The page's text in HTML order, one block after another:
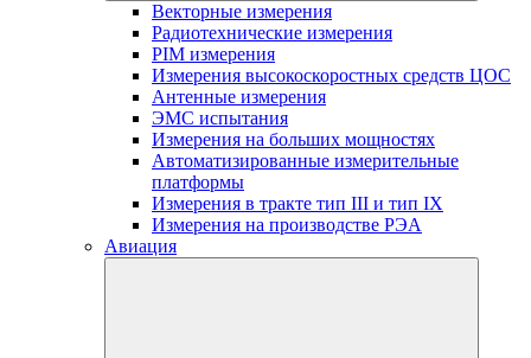
Векторные измерения
Радиотехнические измерения
PIM измерения
Измерения высокоскоростных средств ЦОС
Антенные измерения
ЭМС испытания
Измерения на больших мощностях
Автоматизированные измерительные
платформы
Измерения в тракте тип III и тип IX
Измерения на производстве РЭА
Авиация